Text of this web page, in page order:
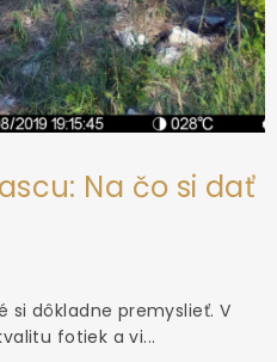
Na čo si dať
dôkladne premyslieť. V
fotiek a vi...